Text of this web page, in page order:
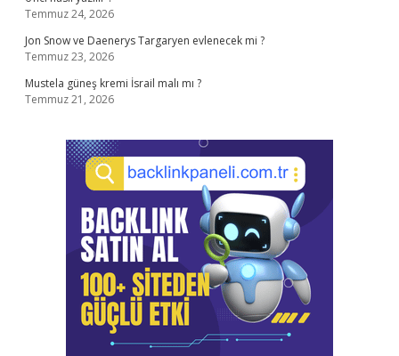
Temmuz 24, 2026
Jon Snow ve Daenerys Targaryen evlenecek mi ?
Temmuz 23, 2026
Mustela güneş kremi İsrail malı mı ?
Temmuz 21, 2026